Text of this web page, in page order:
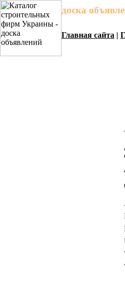
доска
Главная сайта |